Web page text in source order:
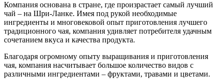
Компания основана в стране, где произрастает самый лучший
чай – на Шри-Ланке. Имея под рукой необходимые
ингредиенты и многовековой опыт приготовления лучшего
традиционного чая, компания удивляет потребителя удачным
сочетанием вкуса и качества продукта.
Благодаря огромному опыту выращивания и приготовления
чая, компания насчитывает большое количество видов с
различными ингредиентами – фруктами, травами и цветами.